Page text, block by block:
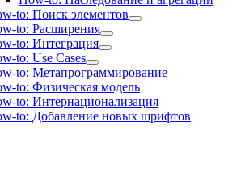
to: Поиск элементов
to: Расширения
to: Интеграция
to: Use Cases
to: Метапрограммирование
to: Физическая модель
to: Интернационализация
to: Добавление новых шрифтов